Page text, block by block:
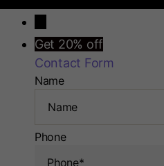
Get 20% off
Contact Form
Name
Phone